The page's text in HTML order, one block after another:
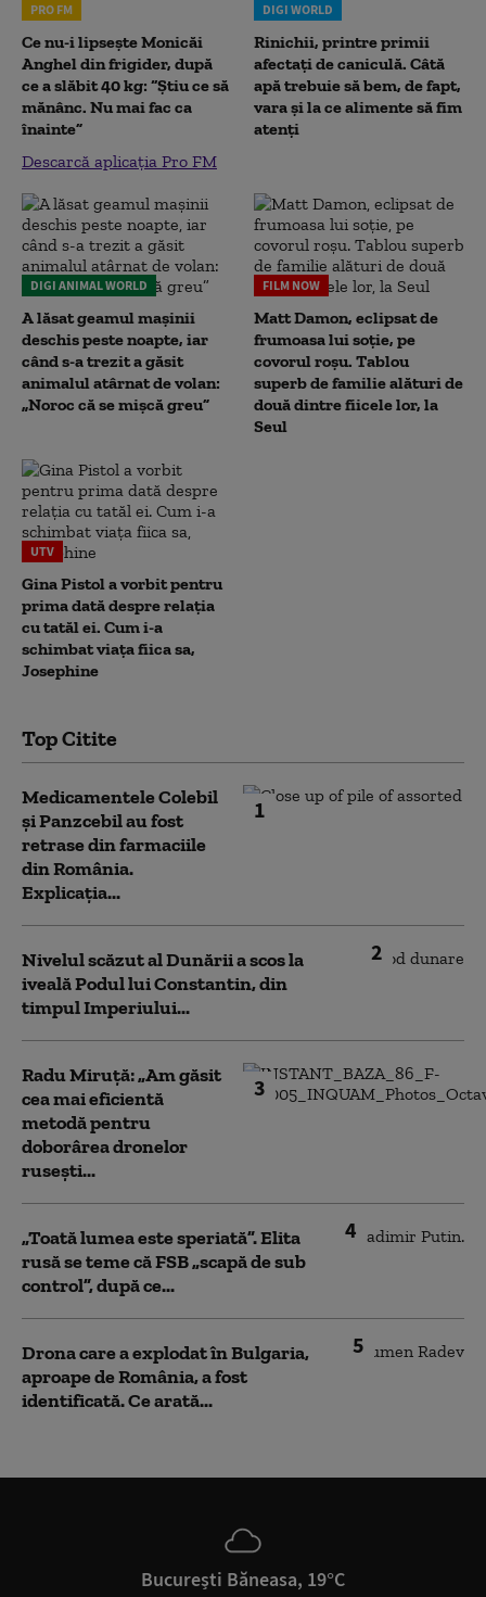
PRO FM
Ce nu-i lipsește Monicăi
Anghel din frigider, după
ce a slăbit 40 kg: “Știu ce să
mănânc. Nu mai fac ca
înainte”
Descarcă aplicația Pro FM
DIGI WORLD
Rinichii, printre primii
afectați de caniculă. Câtă
apă trebuie să bem, de fapt,
vara și la ce alimente să fim
atenți
DIGI ANIMAL WORLD
A lăsat geamul mașinii
deschis peste noapte, iar
când s-a trezit a găsit
animalul atârnat de volan:
„Noroc că se mișcă greu”
FILM NOW
Matt Damon, eclipsat de
frumoasa lui soție, pe
covorul roșu. Tablou
superb de familie alături de
două dintre fiicele lor, la
Seul
UTV
Gina Pistol a vorbit pentru
prima dată despre relația
cu tatăl ei. Cum i-a
schimbat viața fiica sa,
Josephine
Top Citite
1
Medicamentele Colebil
și Panzcebil au fost
retrase din farmaciile
din România.
Explicația...
2
Nivelul scăzut al Dunării a scos la
iveală Podul lui Constantin, din
timpul Imperiului...
3
Radu Miruță: „Am găsit
cea mai eficientă
metodă pentru
doborârea dronelor
rusești...
4
„Toată lumea este speriată”. Elita
rusă se teme că FSB „scapă de sub
control”, după ce...
5
Drona care a explodat în Bulgaria,
aproape de România, a fost
identificată. Ce arată...
București Băneasa, 19°C